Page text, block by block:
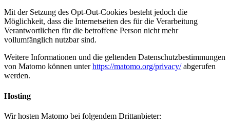
Mit der Setzung des Opt-Out-Cookies besteht jedoch die
Möglichkeit, dass die Internetseiten des für die Verarbeitung
Verantwortlichen für die betroffene Person nicht mehr
vollumfänglich nutzbar sind.
Weitere Informationen und die geltenden Datenschutzbestimmungen
von Matomo können unterhttps://matomo.org/privacy/abgerufen
werden.
Hosting
Wir hosten Matomo bei folgendem Drittanbieter: